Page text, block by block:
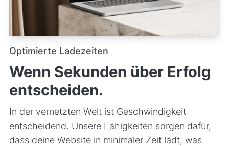
Optimierte Ladezeiten
Wenn Sekunden über Erfolg
entscheiden.
In der vernetzten Welt ist Geschwindigkeit
entscheidend. Unsere Fähigkeiten sorgen dafür,
dass deine Website in minimaler Zeit lädt, was